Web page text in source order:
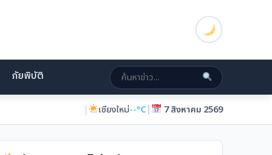
ภัยพิบัติ
| เชียงใหม่--°C| 7 สิงหาคม 2569